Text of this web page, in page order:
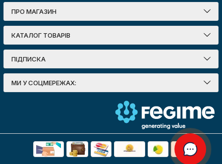
ПРО МАГАЗИН
КАТАЛОГ ТОВАРІВ
ПІДПИСКА
МИ У СОЦМЕРЕЖАХ: